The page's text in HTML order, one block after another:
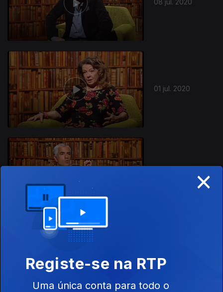
01 jul. 2020
17 jun. 2020
×
Registe-se na RTP
Uma única conta para todo o